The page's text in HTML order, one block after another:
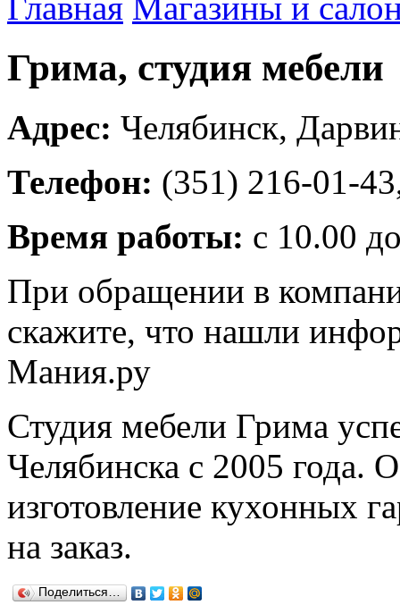
Грима, студия мебели
Адрес: Челябинск,
Телефон: (351) 216-01-
Время работы: с 10.00
При обращении в
скажите, что нашли
Мания.ру
Студия мебели Грима
Челябинска с 2005 года.
изготовление кухонных
на заказ.
Поделиться…